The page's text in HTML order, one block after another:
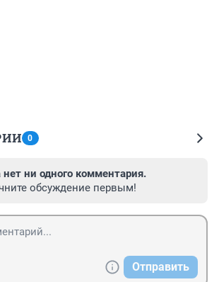
0
нет ни одного комментария.
обсуждение первым!
Отправить